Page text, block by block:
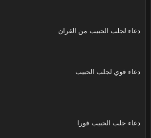
دعاء لجلب الحبيب من القران
دعاء قوي لجلب الحبيب
دعاء جلب الحبيب فورا